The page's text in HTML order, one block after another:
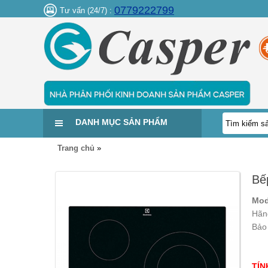
Tư vấn (24/7) : 0779222799
DANH MỤC SẢN PHẨM
Trang chủ »